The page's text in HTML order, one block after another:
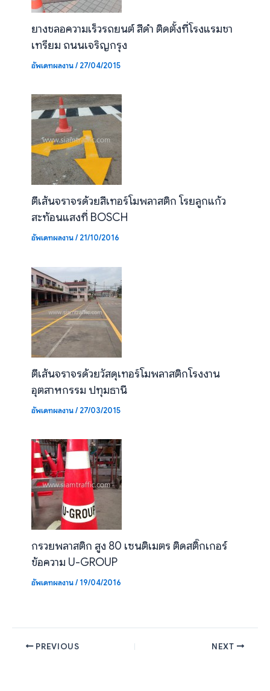
ยางชลอความเร็วรถยนต์ สีดำ ติดตั้งที่โรงแรมชา
เทรียม ถนนเจริญกรุง
อัพเดทผลงาน/27/04/2015
ตีเส้นจราจรด้วยสีเทอร์โมพลาสติก โรยลูกแก้ว
สะท้อนแสงที่ BOSCH
อัพเดทผลงาน/21/10/2016
ตีเส้นจราจรด้วยวัสดุเทอร์โมพลาสติกโรงงาน
อุตสาหกรรม ปทุมธานี
อัพเดทผลงาน/27/03/2015
กรวยพลาสติก สูง 80 เซนติเมตร ติดสติ๊กเกอร์
ข้อความ U-GROUP
อัพเดทผลงาน/19/04/2016
PREVIOUS NEXT